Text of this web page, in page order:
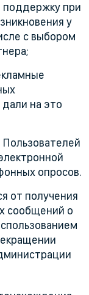
поддержку при
у
с выбором
на это
опросов.
от получения
сообщений о